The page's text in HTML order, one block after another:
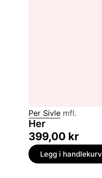
Per Sivle mfl.
Her
399,00 kr
Legg i handlekurv